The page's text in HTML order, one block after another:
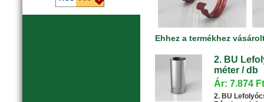
Ehhez a termékhez
2. BU
méter / db
Ár: 7.874
2. BU